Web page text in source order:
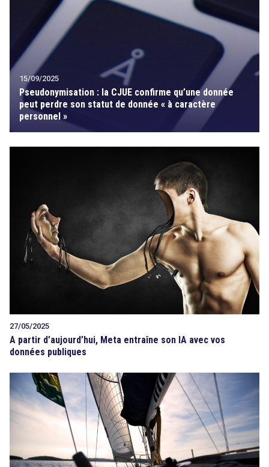
15/09/2025
Pseudonymisation : la CJUE confirme qu’une donnée
peut perdre son statut de donnée « à caractère
personnel »
27/05/2025
A partir d’aujourd’hui, Meta entraîne son IA avec vos
données publiques